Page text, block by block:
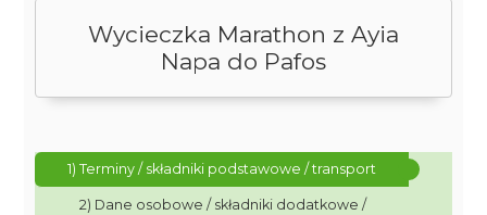
Wycieczka Marathon z Ayia
Napa do Pafos
1) Terminy / składniki podstawowe / transport
2) Dane osobowe / składniki dodatkowe /